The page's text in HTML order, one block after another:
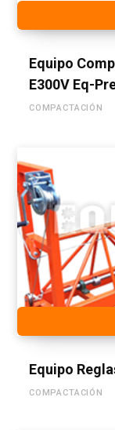
Equipo
E300V Eq-
COMPACTACIÓN
Equipo
COMPACTACIÓN